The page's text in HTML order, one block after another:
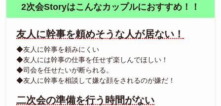
2次会Storyはこんなカップルにおすすめ！！
友人に幹事を頼めそうな人が居ない！
◆友人に幹事を頼みにくい
◆友人には幹事の仕事を任せず楽しんでほしい！
◆司会を任せたいが断られる。
◆友人に幹事を相談して嫌な顔をされるのが嫌だ！
二次会の準備を行う時間がない